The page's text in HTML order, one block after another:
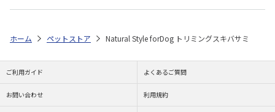
ホーム ペットストア Natural Style forDog トリミングスキバサミ
ご利用ガイド よくあるご質問
お問い合わせ 利用規約